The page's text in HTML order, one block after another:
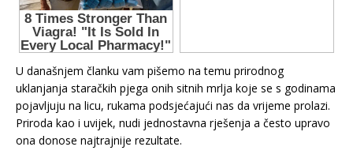
U današnjem članku vam pišemo na temu prirodnog
uklanjanja staračkih pjega onih sitnih mrlja koje se s godinama
pojavljuju na licu, rukama podsjećajući nas da vrijeme prolazi.
Priroda kao i uvijek, nudi jednostavna rješenja a često upravo
ona donose najtrajnije rezultate.